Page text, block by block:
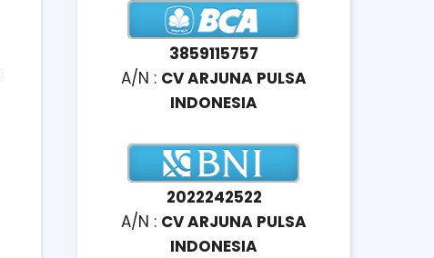
3859115757
A/N : CV ARJUNA PULSA
INDONESIA
2022242522
A/N : CV ARJUNA PULSA
INDONESIA